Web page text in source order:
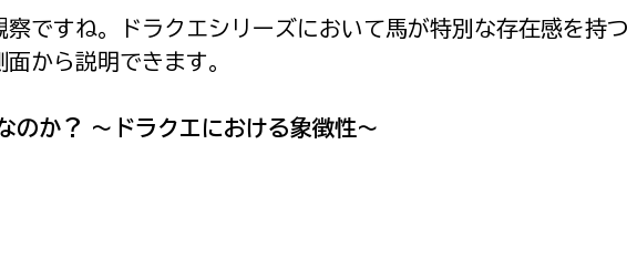
察ですね。ドラクエシリーズにおいて馬が特別な存在感を持
から説明できます。
のか？ 〜ドラクエにおける象徴性〜